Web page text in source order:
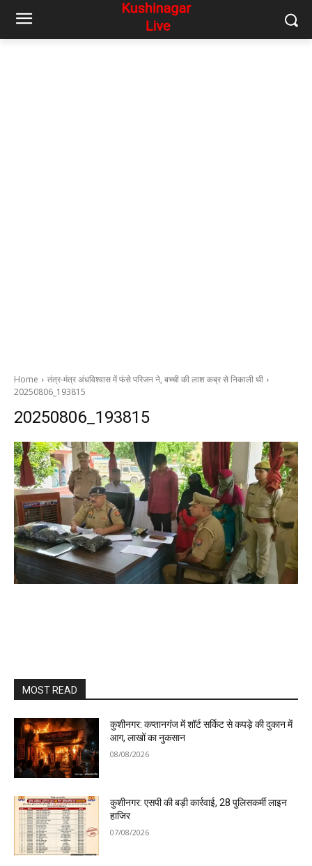
Home
तंत्र-मंत्र अंधविश्वास में फंसे परिजन ने, बच्ची की लाश कब्र से निकाली थी
20250806_193815
20250806_193815
MOST READ
कुशीनगर: कप्तानगंज में शॉर्ट सर्किट से कपड़े की दुकान में
आग, लाखों का नुकसान
08/08/2026
कुशीनगर: एसपी की बड़ी कार्रवाई, 28 पुलिसकर्मी लाइन
हाजिर
07/08/2026